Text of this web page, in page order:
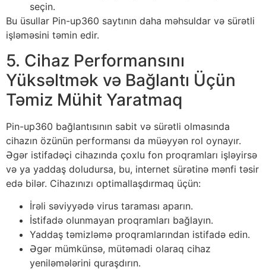
seçin.
Bu üsullar Pin-up360 saytının daha məhsuldar və sürətli
işləməsini təmin edir.
5. Cihaz Performansını
Yüksəltmək və Bağlantı Üçün
Təmiz Mühit Yaratmaq
Pin-up360 bağlantısının sabit və sürətli olmasında
cihazın özünün performansı da müəyyən rol oynayır.
Əgər istifadəçi cihazında çoxlu fon proqramları işləyirsə
və ya yaddaş doludursa, bu, internet sürətinə mənfi təsir
edə bilər. Cihazınızı optimallaşdırmaq üçün:
İrəli səviyyədə virus taraması aparın.
İstifadə olunmayan proqramları bağlayın.
Yaddaş təmizləmə proqramlarından istifadə edin.
Əgər mümkünsə, mütəmadi olaraq cihaz
yeniləmələrini quraşdırın.